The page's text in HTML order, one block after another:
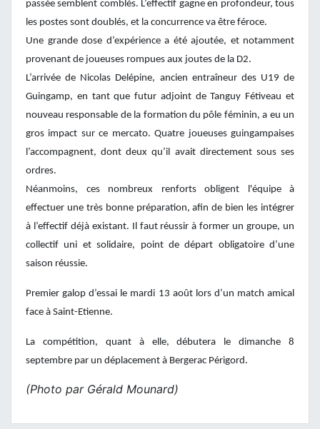
passée semblent comblés. L’effectif gagne en profondeur, tous
les postes sont doublés, et la concurrence va être féroce.
Une grande dose d’expérience a été ajoutée, et notamment
provenant de joueuses rompues aux joutes de la D2.
L’arrivée de Nicolas Delépine, ancien entraîneur des U19 de
Guingamp, en tant que futur adjoint de Tanguy Fétiveau et
nouveau responsable de la formation du pôle féminin, a eu un
gros impact sur ce mercato. Quatre joueuses guingampaises
l’accompagnent, dont deux qu’il avait directement sous ses
ordres.
Néanmoins, ces nombreux renforts obligent l'équipe à
effectuer une très bonne préparation, afin de bien les intégrer
à l’effectif déjà existant. Il faut réussir à former un groupe, un
collectif uni et solidaire, point de départ obligatoire d’une
saison réussie.
Premier galop d’essai le mardi 13 août lors d’un match amical
face à Saint-Etienne.
La compétition, quant à elle, débutera le dimanche 8
septembre par un déplacement à Bergerac Périgord.
(Photo par Gérald Mounard)